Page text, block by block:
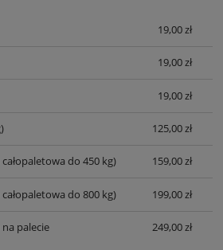
19,00 zł
19,00 zł
19,00 zł
125,00 zł
do 450 kg) 159,00 zł
do 800 kg) 199,00 zł
palecie
249,00 zł